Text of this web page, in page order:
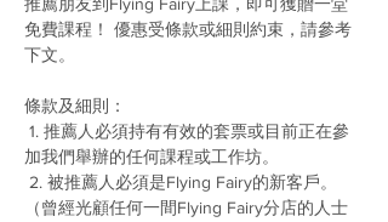
免費課程！ 優惠受條款或細則約束，請參考
下文。
條款及細則：
加我們舉辦的任何課程或工作坊。
（曾經光顧任何一間Flying Fairy分店的人士